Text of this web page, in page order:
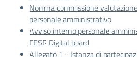
Nomina commissione
personale amministrativo
Avviso interno personale
FESR Digital board
Allegato 1 - Istanza di